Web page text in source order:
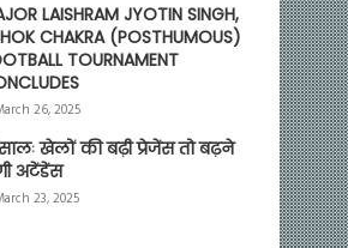
LAISHRAM JYOTIN SINGH,
CHAKRA (POSTHUMOUS)
TOURNAMENT
26, 2025
खेलों की बढ़ी प्रेजेंस तो बढ़ने
अटेंडेंस
23, 2025